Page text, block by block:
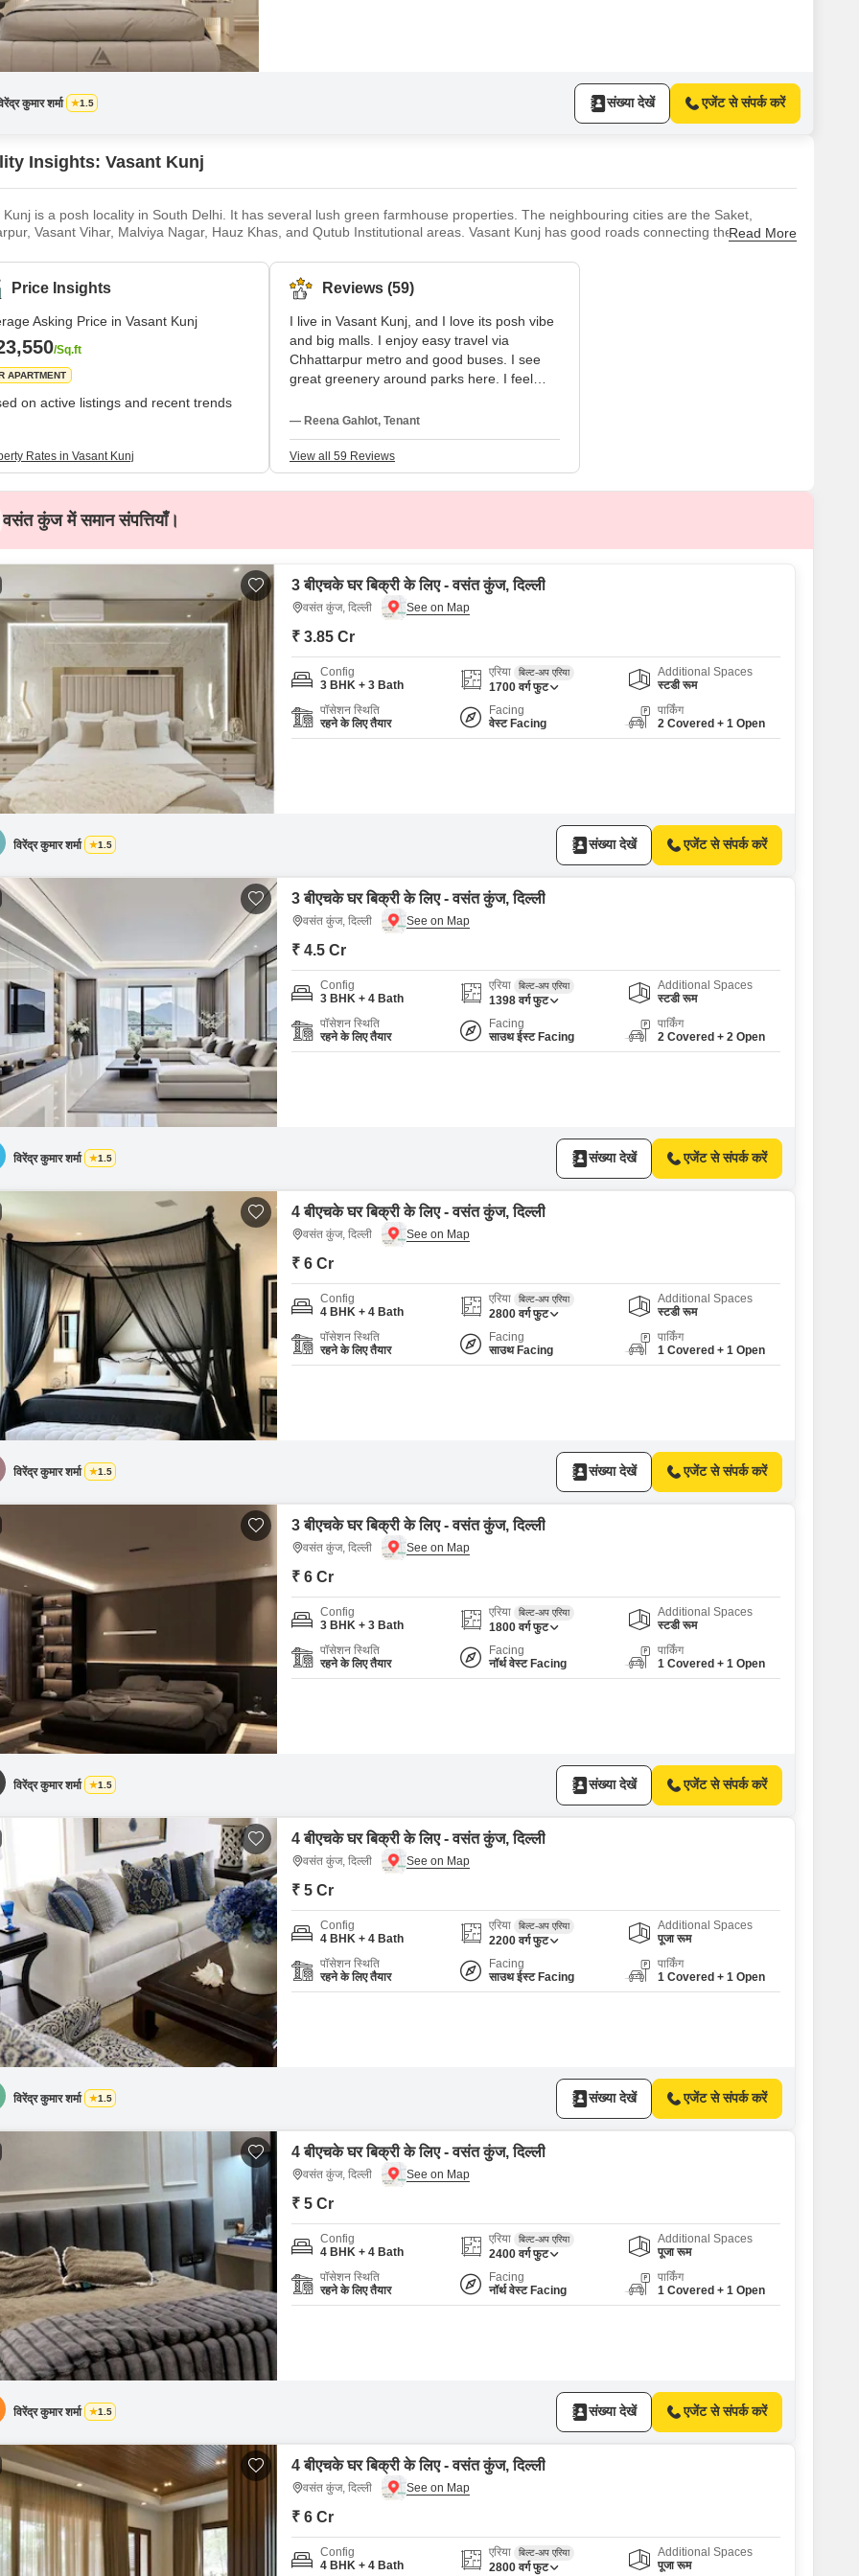
कुमार शर्मा 1.5 संख्या देखें एजेंट से संपर्क करें
Insights: Vasant Kunj
Kunj is a posh locality in South Delhi. It has several lush green farmhouse properties. The neighbouring cities are the Saket,
Vasant Vihar, Malviya Nagar, Hauz Khas, and Qutub Institutional areas. Vasant Kunj has good roads connecting the city to its
a fair share of malls and retail fashion stores. Some of the bes
Read More
Price Insights
Asking Price in Vasant Kunj
/Sq.ft
APARTMENT
on active listings and recent trends
Rates in Vasant Kunj
Reviews (59)
I live in Vasant Kunj, and I love its posh vibe
and big malls. I enjoy easy travel via
Chhattarpur metro and good buses. I see
great greenery around parks here. I feel
high rents and crowded peaks.
— Reena Gahlot, Tenant
View all 59 Reviews
वसंत कुंज में समान संपत्तियाँ।
3 बीएचके घर बिक्री के लिए - वसंत कुंज, दिल्ली
वसंत कुंज, दिल्ली
₹ 3.85 Cr
Config
3 BHK + 3 Bath
एरिया बिल्ट-अप एरिया
1700 वर्ग फुट
Additional Spaces
स्टडी रूम
पॉसेशन स्थिति
रहने के लिए तैयार
Facing
वेस्ट Facing
पार्किंग
2 Covered + 1 Open
विरेंद्र कुमार शर्मा 1.5 संख्या देखें एजेंट से संपर्क करें
3 बीएचके घर बिक्री के लिए - वसंत कुंज, दिल्ली
वसंत कुंज, दिल्ली
₹ 4.5 Cr
Config
3 BHK + 4 Bath
एरिया बिल्ट-अप एरिया
1398 वर्ग फुट
Additional Spaces
स्टडी रूम
पॉसेशन स्थिति
रहने के लिए तैयार
Facing
साउथ ईस्ट Facing
पार्किंग
2 Covered + 2 Open
विरेंद्र कुमार शर्मा 1.5 संख्या देखें एजेंट से संपर्क करें
4 बीएचके घर बिक्री के लिए - वसंत कुंज, दिल्ली
वसंत कुंज, दिल्ली
₹ 6 Cr
Config
4 BHK + 4 Bath
एरिया बिल्ट-अप एरिया
2800 वर्ग फुट
Additional Spaces
स्टडी रूम
पॉसेशन स्थिति
रहने के लिए तैयार
Facing
साउथ Facing
पार्किंग
1 Covered + 1 Open
विरेंद्र कुमार शर्मा 1.5 संख्या देखें एजेंट से संपर्क करें
3 बीएचके घर बिक्री के लिए - वसंत कुंज, दिल्ली
वसंत कुंज, दिल्ली
₹ 6 Cr
Config
3 BHK + 3 Bath
एरिया बिल्ट-अप एरिया
1800 वर्ग फुट
Additional Spaces
स्टडी रूम
पॉसेशन स्थिति
रहने के लिए तैयार
Facing
नॉर्थ वेस्ट Facing
पार्किंग
1 Covered + 1 Open
विरेंद्र कुमार शर्मा 1.5 संख्या देखें एजेंट से संपर्क करें
4 बीएचके घर बिक्री के लिए - वसंत कुंज, दिल्ली
वसंत कुंज, दिल्ली
₹ 5 Cr
Config
4 BHK + 4 Bath
एरिया बिल्ट-अप एरिया
2200 वर्ग फुट
Additional Spaces
पूजा रूम
पॉसेशन स्थिति
रहने के लिए तैयार
Facing
साउथ ईस्ट Facing
पार्किंग
1 Covered + 1 Open
विरेंद्र कुमार शर्मा 1.5 संख्या देखें एजेंट से संपर्क करें
4 बीएचके घर बिक्री के लिए - वसंत कुंज, दिल्ली
वसंत कुंज, दिल्ली
₹ 5 Cr
Config
4 BHK + 4 Bath
एरिया बिल्ट-अप एरिया
2400 वर्ग फुट
Additional Spaces
पूजा रूम
पॉसेशन स्थिति
रहने के लिए तैयार
Facing
नॉर्थ वेस्ट Facing
पार्किंग
1 Covered + 1 Open
विरेंद्र कुमार शर्मा 1.5 संख्या देखें एजेंट से संपर्क करें
4 बीएचके घर बिक्री के लिए - वसंत कुंज, दिल्ली
वसंत कुंज, दिल्ली
₹ 6 Cr
Config
4 BHK + 4 Bath
एरिया बिल्ट-अप एरिया
2800 वर्ग फुट
Additional Spaces
पूजा रूम